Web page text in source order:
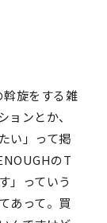
斡旋をする雑
ンとか、
い」って掲
のT
」っていう
あって。買